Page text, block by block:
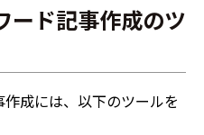
ード記事作成のツ
成には、以下のツールを